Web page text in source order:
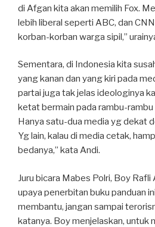
di Afgan kita akan memilih Fox.
lebih liberal seperti ABC, dan
korban-korban warga sipil,”
Sementara, di Indonesia kita
yang kanan dan yang kiri pada
partai juga tak jelas ideologinya
ketat bermain pada rambu-
Hanya satu-dua media yg dekat
Yg lain, kalau di media cetak,
bedanya,” kata Andi.
Juru bicara Mabes Polri, Boy
upaya penerbitan buku panduan
membantu, jangan sampai
katanya. Boy menjelaskan, untuk